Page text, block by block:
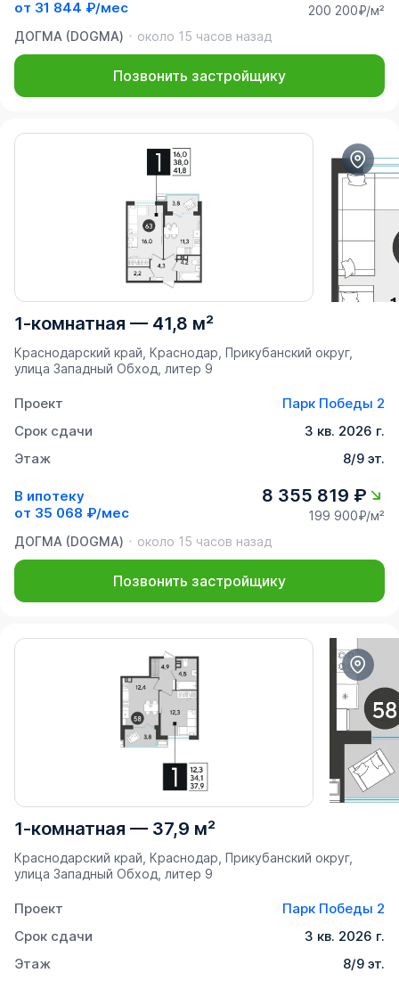
от 31 844 ₽/мес
200 200₽/м²
ДОГМА (DOGMA)
около 15 часов назад
Позвонить застройщику
1-комнатная — 41,8 м²
Краснодарский край, Краснодар, Прикубанский округ,
улица Западный Обход, литер 9
Проект
Парк Победы 2
Срок сдачи
3 кв. 2026 г.
Этаж
8/9 эт.
В ипотеку
от 35 068 ₽/мес
8 355 819 ₽
199 900₽/м²
ДОГМА (DOGMA)
около 15 часов назад
Позвонить застройщику
1-комнатная — 37,9 м²
Краснодарский край, Краснодар, Прикубанский округ,
улица Западный Обход, литер 9
Проект
Парк Победы 2
Срок сдачи
3 кв. 2026 г.
Этаж
8/9 эт.